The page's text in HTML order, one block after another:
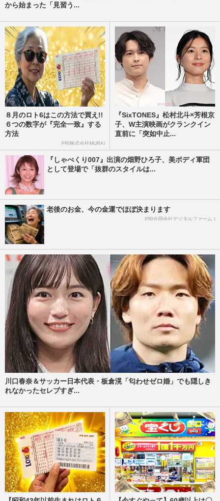
から始まった「見習う...
８月のロト6はこの方法で買え!!
６つの数字が『完全一致』する
方法
PR(株式会社MURA)
『SixTONES』松村北斗×芳根京
子、W主演映画がクランクイン
直前に「突如中止...
『しゃべくり007』出演の畑野ひろ子、美ボディ軍団
として登場で「抜群のスタイルは...
老後のお金、今の金運でほぼ決まります
PR(合同会社デジタルファーム )
川口春奈＆サッカー日本代表・板倉滉「匂わせゼロ婚」でも隠しき
れなかったセレブすぎ...